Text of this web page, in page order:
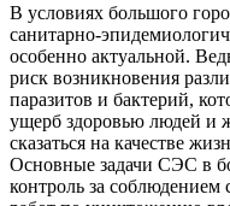
В условиях большого
санитарно-
особенно актуальной.
риск возникновения
паразитов и бактерий,
ущерб здоровью людей и
сказаться на качестве
Основные задачи СЭС в
контроль за